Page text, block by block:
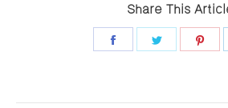
Share This
Share
Share